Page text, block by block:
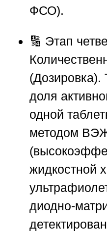
ФСО).
🔢 Этап
(Дозировка).
доля
одной
методом
жидкостной
диодно-